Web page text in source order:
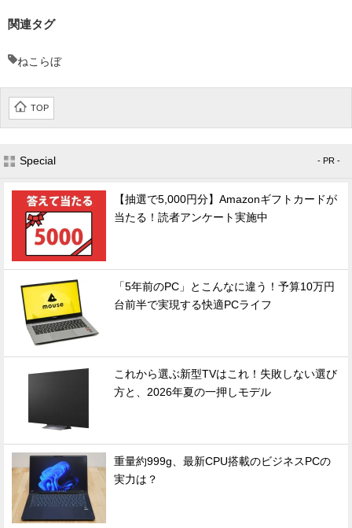
関連タグ
ねこらぼ
TOP
Special - PR -
【抽選で5,000円分】Amazonギフトカードが
当たる！読者アンケート実施中
「5年前のPC」とこんなに違う！予算10万円
台前半で実現する快適PCライフ
これから選ぶ新型TVはこれ！失敗しない選び
方と、2026年夏の一押しモデル
重量約999g、最新CPU搭載のビジネスPCの
実力は？